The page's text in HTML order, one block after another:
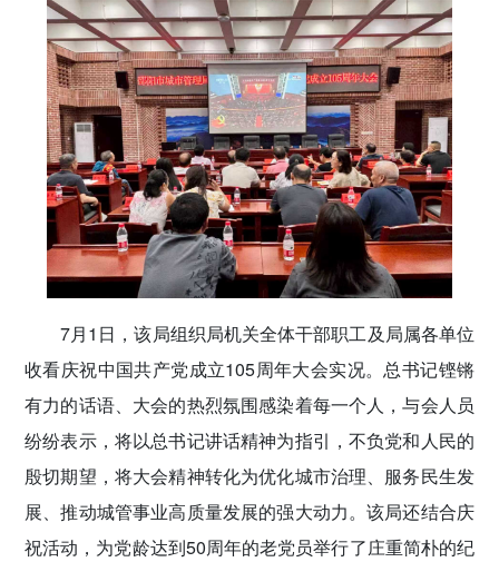
7月1日，该局组织局机关全体干部职工及局属各单位
收看庆祝中国共产党成立105周年大会实况。总书记铿锵
有力的话语、大会的热烈氛围感染着每一个人，与会人员
纷纷表示，将以总书记讲话精神为指引，不负党和人民的
殷切期望，将大会精神转化为优化城市治理、服务民生发
展、推动城管事业高质量发展的强大动力。该局还结合庆
祝活动，为党龄达到50周年的老党员举行了庄重简朴的纪